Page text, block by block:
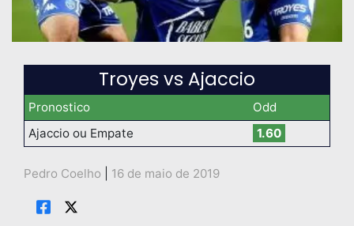
Troyes vs Ajaccio
Pronostico
Odd
Ajaccio ou Empate
1.60
Pedro Coelho 16 de maio de 2019